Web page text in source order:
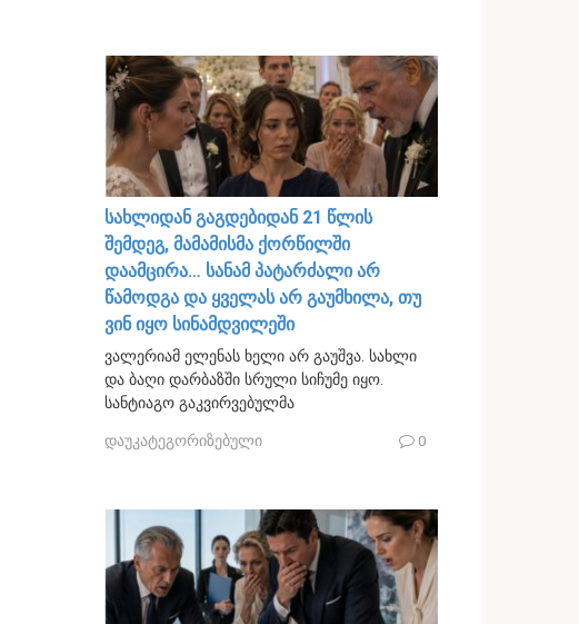
სახლიდან გაგდებიდან 21 წლის
შემდეგ, მამამისმა ქორწილში
დაამცირა… სანამ პატარძალი არ
წამოდგა და ყველას არ გაუმხილა, თუ
ვინ იყო სინამდვილეში
ვალერიამ ელენას ხელი არ გაუშვა. სახლი
და ბაღი დარბაზში სრული სიჩუმე იყო.
სანტიაგო გაკვირვებულმა
დაუკატეგორიზებული 0